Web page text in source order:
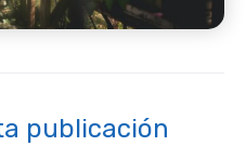
publicación